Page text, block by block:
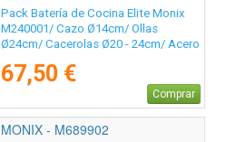
Pack Batería de Cocina Elite Monix
M240001/ Cazo Ø14cm/ Ollas
Ø24cm/ Cacerolas Ø20 - 24cm/ Acero
67,50 €
Comprar
MONIX - M689902